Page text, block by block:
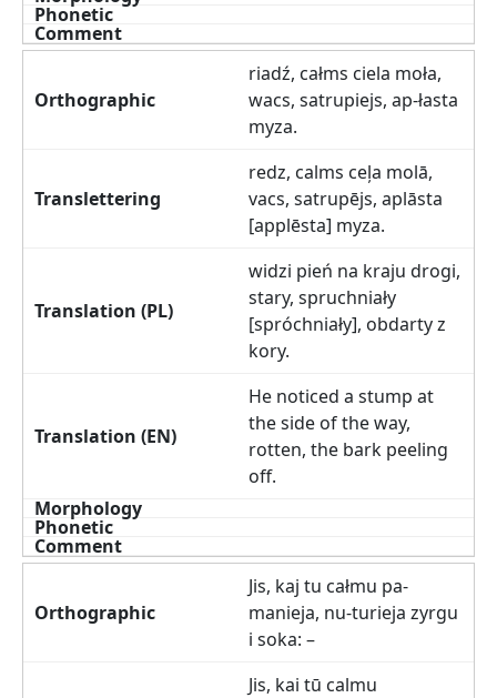
riadź, całms ciela moła,
wacs, satrupiejs, ap-łasta
myza.
redz, calms ceļa molā,
vacs, satrupējs, aplāsta
[applēsta] myza.
widzi pień na kraju drogi,
stary, spruchniały
[spróchniały], obdarty z
kory.
He noticed a stump at
the side of the way,
rotten, the bark peeling
off.
Jis, kaj tu całmu pa-
manieja, nu-turieja zyrgu
i soka: –
Jis, kai tū calmu